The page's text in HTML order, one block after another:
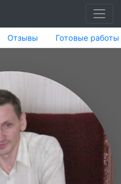
Отзывы Готовые работы